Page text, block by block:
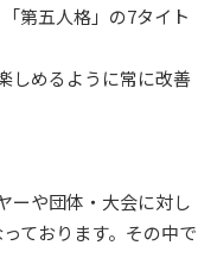
第五人格」の7タイト
しめるように常に改善
ーや団体・大会に対し
ております。その中で